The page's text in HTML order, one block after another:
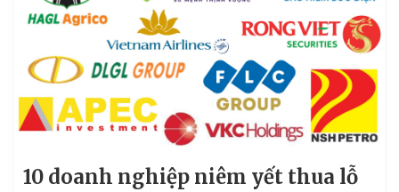
10 doanh nghiệp niêm yết thua lỗ